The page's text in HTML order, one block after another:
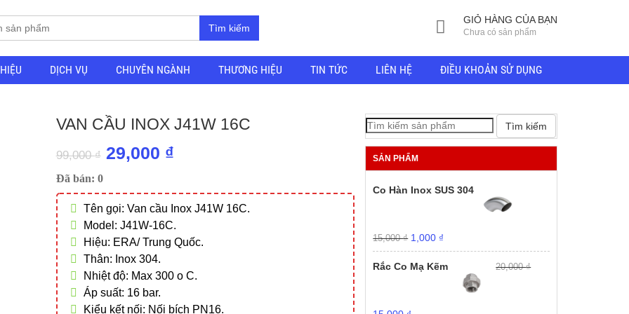
Tìm kiếm
GIỎ HÀNG CỦA BẠN
Chưa có sản phẩm
DỊCH VỤ CHUYÊN NGÀNH THƯƠNG HIỆU TIN TỨC LIÊN HỆ ĐIỀU KHOẢN SỬ DỤNG
VAN CẦU INOX J41W 16C
99,000₫ Giá
là:
99,000 ₫.
29,000 ₫Giá
tại
29,000 ₫.
Đã bán: 0
Tên gọi: Van cầu Inox J41W 16C.
Model: J41W-16C.
Hiệu: ERA/ Trung Quốc.
Thân: Inox 304.
Nhiệt độ: Max 300 o C.
Áp suất: 16 bar.
Kiểu kết nối: Nối bích PN16.
Tìm kiếm
SẢN PHẨM
Co Hàn Inox SUS 304
15,000₫ Giá
gốc
là:
15,000 ₫.
1,000 ₫
hiện
1,000 ₫.
Rắc Co Mạ Kẽm 20,000₫